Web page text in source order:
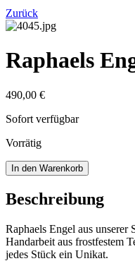
Zurück
Raphaels
490,00 €
Sofort verfügbar
Vorrätig
Raphaels
Engel
Menge
In den Warenkorb
Beschreibung
Raphaels Engel aus unserer
Handarbeit aus frostfestem
jedes Stück ein Unikat.